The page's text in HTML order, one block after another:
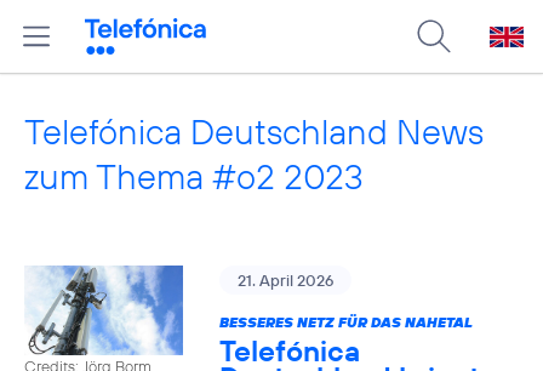
Telefónica Deutschland News
zum Thema #o2 2023
Credits: Jörg Borm
21. April 2026
BESSERES NETZ FÜR DAS NAHETAL
Telefónica